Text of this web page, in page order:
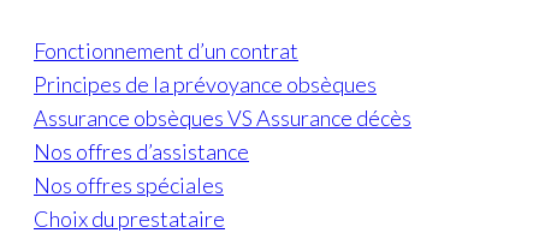
Fonctionnement d’un contrat
Principes de la prévoyance obsèques
Assurance obsèques VS Assurance décès
Nos offres d’assistance
Nos offres spéciales
Choix du prestataire